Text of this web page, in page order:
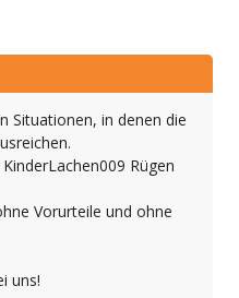
Situationen, in denen die
Rügen
Vorurteile und ohne
uns!